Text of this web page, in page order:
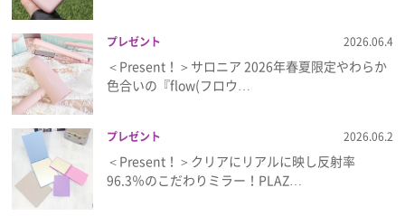
プレゼント 2026.06.4
＜Present！＞サロニア 2026年春夏限定やわらか
色合いの『flow(フロウ…
プレゼント 2026.06.2
＜Present！＞クリアにリアルに映し反射率
96.3％のこだわりミラー！PLAZ…